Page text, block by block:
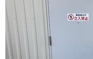
車・バイクの鍵
金庫の鍵